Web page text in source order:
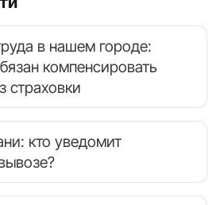
в нашем городе:
компенсировать
страховки
кто уведомит